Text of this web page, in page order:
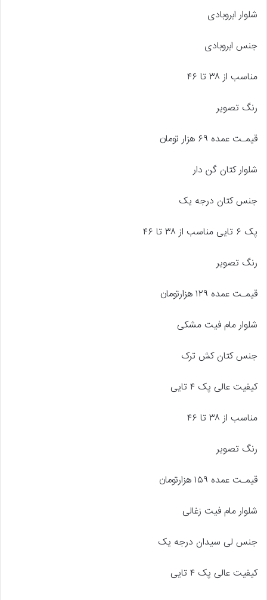
شلوار ابروبادی
جنس ابروبادی
مناسب از ۳۸ تا ۴۶
رنگ تصویر
قیمـت عمده ۶۹ هزار تومان
شلوار کتان گن دار
جنس کتان درجه یک
پک ۶ تایی مناسب از ۳۸ تا ۴۶
رنگ تصویر
قیمـت عمده ۱۲۹ هزارتومان
شلوار مام فیت مشکی
جنس کتان کش ترک
کیفیت عالی پک ۴ تایی
مناسب از ۳۸ تا ۴۶
رنگ تصویر
قیمـت عمده ۱۵۹ هزارتومان
شلوار مام فیت زغالی
جنس لی سیدان درجه یک
کیفیت عالی پک ۴ تایی